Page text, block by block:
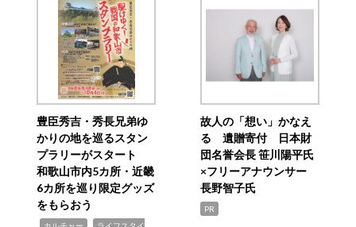
豊臣秀吉・秀長兄弟ゆ
かりの地を巡るスタン
プラリーがスタート
和歌山市内5カ所・近畿
6カ所を巡り限定グッズ
をもらおう
故人の「想い」かなえ
る 遺贈寄付 日本財
団名誉会長 笹川陽平氏
×フリーアナウンサー
長野智子氏
PR